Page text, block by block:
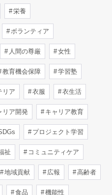
栄養
ボランティア
人間の尊厳 女性
教育機会保障 学習塾
リア 衣服 衣生活
ア開発 キャリア教育
プロジェクト学習
祉 コミュニティケア
地域貢献 広報 高齢者
食品 機能性